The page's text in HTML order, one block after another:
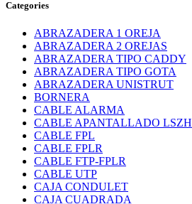
Categories
ABRAZADERA 1 OREJA
ABRAZADERA 2 OREJAS
ABRAZADERA TIPO CADDY
ABRAZADERA TIPO GOTA
ABRAZADERA UNISTRUT
BORNERA
CABLE ALARMA
CABLE APANTALLADO LSZH
CABLE FPL
CABLE FPLR
CABLE FTP-FPLR
CABLE UTP
CAJA CONDULET
CAJA CUADRADA